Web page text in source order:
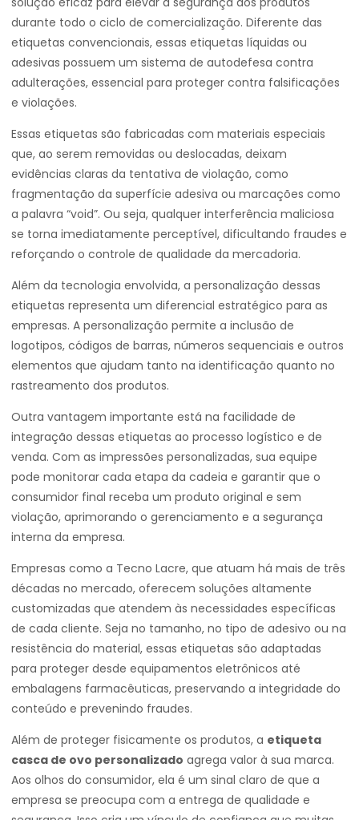
durante todo o ciclo de comercialização. Diferente das
etiquetas convencionais, essas etiquetas líquidas ou
adesivas possuem um sistema de autodefesa contra
adulterações, essencial para proteger contra falsificações
e violações.
Essas etiquetas são fabricadas com materiais especiais
que, ao serem removidas ou deslocadas, deixam
evidências claras da tentativa de violação, como
fragmentação da superfície adesiva ou marcações como
a palavra “void”. Ou seja, qualquer interferência maliciosa
se torna imediatamente perceptível, dificultando fraudes e
reforçando o controle de qualidade da mercadoria.
Além da tecnologia envolvida, a personalização dessas
etiquetas representa um diferencial estratégico para as
empresas. A personalização permite a inclusão de
logotipos, códigos de barras, números sequenciais e outros
elementos que ajudam tanto na identificação quanto no
rastreamento dos produtos.
Outra vantagem importante está na facilidade de
integração dessas etiquetas ao processo logístico e de
venda. Com as impressões personalizadas, sua equipe
pode monitorar cada etapa da cadeia e garantir que o
consumidor final receba um produto original e sem
violação, aprimorando o gerenciamento e a segurança
interna da empresa.
Empresas como a Tecno Lacre, que atuam há mais de três
décadas no mercado, oferecem soluções altamente
customizadas que atendem às necessidades específicas
de cada cliente. Seja no tamanho, no tipo de adesivo ou na
resistência do material, essas etiquetas são adaptadas
para proteger desde equipamentos eletrônicos até
embalagens farmacêuticas, preservando a integridade do
conteúdo e prevenindo fraudes.
Além de proteger fisicamente os produtos, a etiqueta
casca de ovo personalizado agrega valor à sua marca.
Aos olhos do consumidor, ela é um sinal claro de que a
empresa se preocupa com a entrega de qualidade e